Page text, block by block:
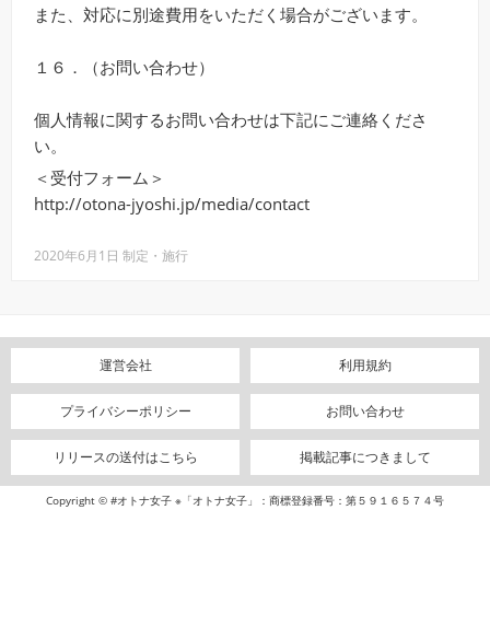
また、対応に別途費用をいただく場合がございます。
１６．（お問い合わせ）
個人情報に関するお問い合わせは下記にご連絡くださ
い。
＜受付フォーム＞
http://otona-jyoshi.jp/media/contact
2020年6月1日 制定・施行
運営会社 利用規約
プライバシーポリシー お問い合わせ
リリースの送付はこちら 掲載記事につきまして
Copyright © #オトナ女子 ※「オトナ女子」：商標登録番号：第５９１６５７４号